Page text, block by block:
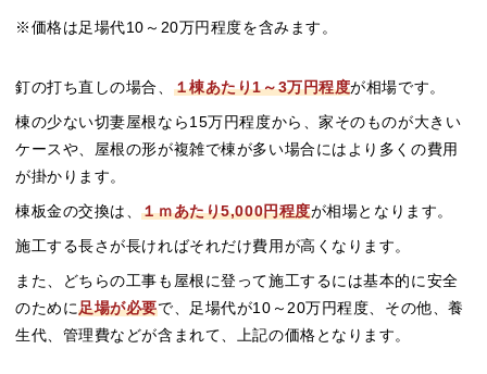
※価格は足場代10～20万円程度を含みます。
釘の打ち直しの場合、 １棟あたり1～3万円程度が相場です。
棟の少ない切妻屋根なら15万円程度から、家そのものが大きい
ケースや、屋根の形が複雑で棟が多い場合にはより多くの費用
が掛かります。
棟板金の交換は、１ｍあたり5,000円程度が相場となります。
施工する長さが長ければそれだけ費用が高くなります。
また、どちらの工事も屋根に登って施工するには基本的に安全
のために足場が必要で、足場代が10～20万円程度、その他、養
生代、管理費などが含まれて、上記の価格となります。